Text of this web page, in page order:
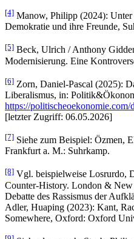
[4] Manow, Philipp (2024):
Demokratie und ihre Freunde,
[5] Beck, Ulrich / Anthony
Modernisierung. Eine
[6] Zorn, Daniel-Pascal (2025):
Liberalismus, in:
https://politischeoekonomie.com/
[letzter Zugriff: 06.05.2026]
[7] Siehe zum Beispiel: Özmen,
Frankfurt a. M.: Suhrkamp.
[8] Vgl. beispielweise Losrurdo,
Counter-History. London & New
Debatte des Rassismus der
Adler, Huaping (2023): Kant,
Somewhere, Oxford: Oxford